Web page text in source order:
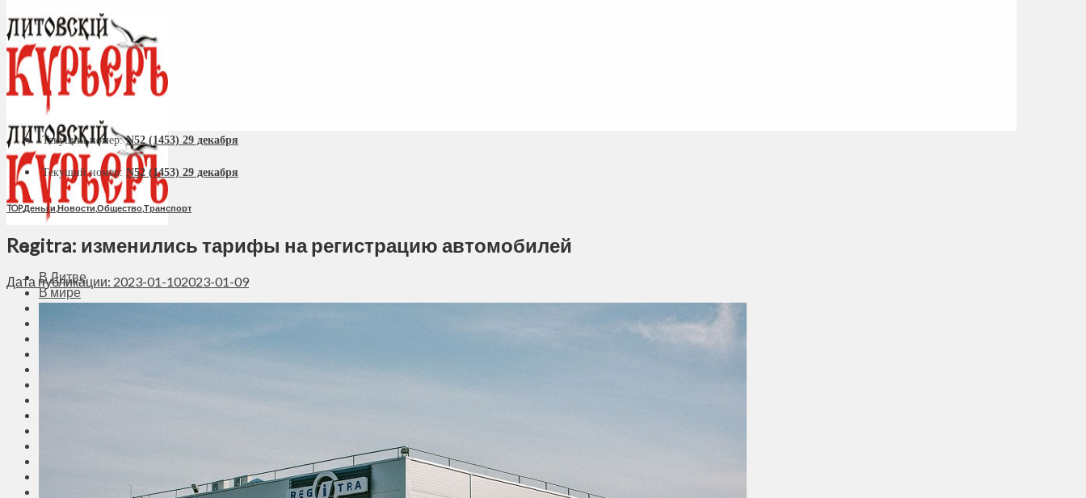
В Литве
В мире
Политика
Мнения
Текущий номер:N52 (1453) 29 декабря
Текущий номер: N52 (1453) 29 декабря
TOP,Деньги,Новости,Общество,Транспорт
Regitra: изменились тарифы на регистрацию автомобилей
Дата публикации: 2023-01-102023-01-09